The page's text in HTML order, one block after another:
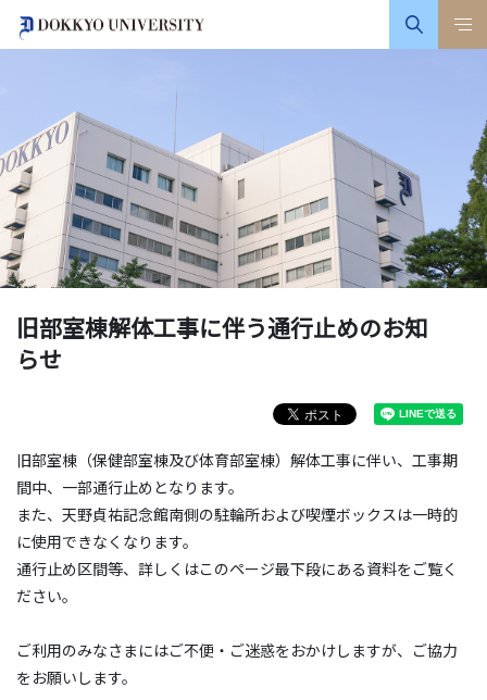
旧部室棟解体工事に伴う通行止めのお知
らせ
旧部室棟（保健部室棟及び体育部室棟）解体工事に伴い、工事期
間中、一部通行止めとなります。
また、天野貞祐記念館南側の駐輪所および喫煙ボックスは一時的
に使用できなくなります。
通行止め区間等、詳しくはこのページ最下段にある資料をご覧く
ださい。
ご利用のみなさまにはご不便・ご迷惑をおかけしますが、ご協力
をお願いします。